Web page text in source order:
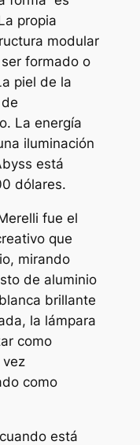
propia
modular
formado o
piel de la
La energía
iluminación
está
dólares.
fue el
que
mirando
de aluminio
brillante
la lámpara
como
vez
como
está